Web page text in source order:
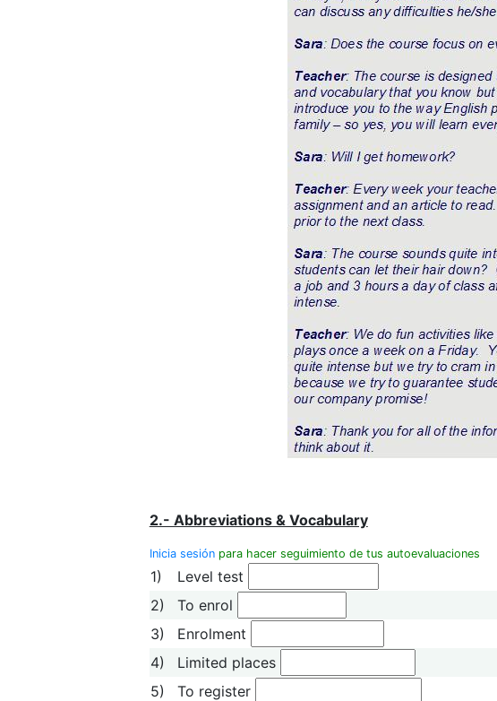
2.- Abbreviations & Vocabulary
Inicia sesiónpara hacer seguimiento de tus autoevaluaciones
1)
Level test
2)
To enrol
3)
Enrolment
4)
Limited places
5)
To register